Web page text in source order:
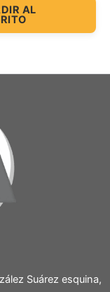
AL
Suárez esquina,